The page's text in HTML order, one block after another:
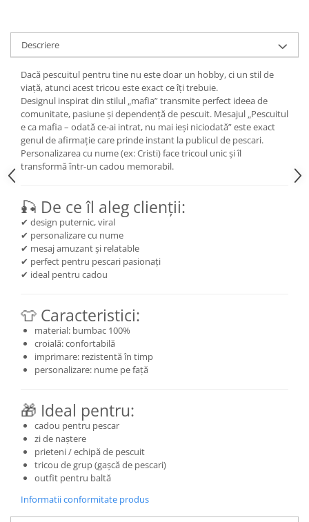
Descriere
Dacă pescuitul pentru tine nu este doar un hobby, ci un stil de
viață, atunci acest tricou este exact ce îți trebuie.
Designul inspirat din stilul „mafia” transmite perfect ideea de
comunitate, pasiune și dependență de pescuit. Mesajul „Pescuitul
e ca mafia – odată ce-ai intrat, nu mai ieși niciodată” este exact
genul de afirmație care prinde instant la publicul de pescari.
Personalizarea cu nume (ex: Cristi) face tricoul unic și îl
transformă într-un cadou memorabil.
🎣 De ce îl aleg clienții:
✔ design puternic, viral
✔ personalizare cu nume
✔ mesaj amuzant și relatable
✔ perfect pentru pescari pasionați
✔ ideal pentru cadou
👕 Caracteristici:
material: bumbac 100%
croială: confortabilă
imprimare: rezistentă în timp
personalizare: nume pe față
🎁 Ideal pentru:
cadou pentru pescar
zi de naștere
prieteni / echipă de pescuit
tricou de grup (gașcă de pescari)
outfit pentru baltă
Informatii conformitate produs